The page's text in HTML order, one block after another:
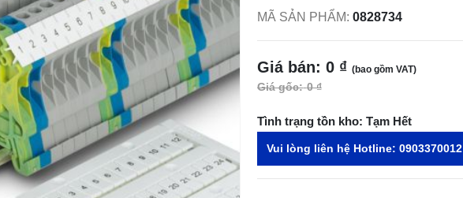
MÃ SẢN PHẨM: 0828734
Giá bán: 0 ₫ (bao gồm VAT)
Giá gốc: 0 ₫
Tình trạng tồn kho: Tạm Hết
Vui lòng liên hệ Hotline: 0903370012